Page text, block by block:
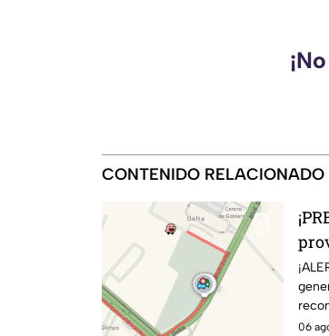
CONTENIDO RELACIONADO
06